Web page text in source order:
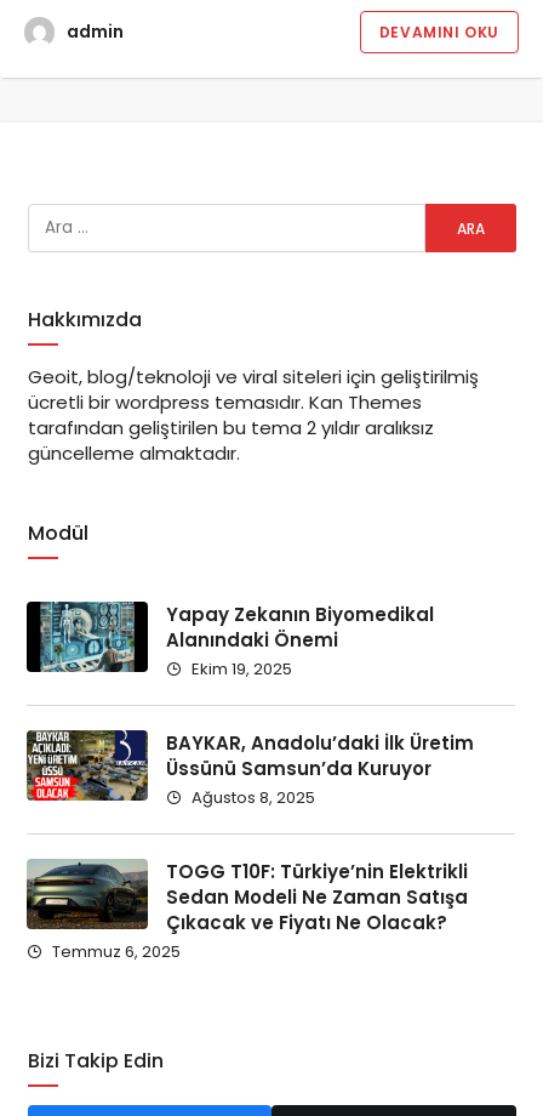
admin DEVAMINI OKU
Hakkımızda
Geoit, blog/teknoloji ve viral siteleri için geliştirilmiş
ücretli bir wordpress temasıdır. Kan Themes
tarafından geliştirilen bu tema 2 yıldır aralıksız
güncelleme almaktadır.
Modül
Yapay Zekanın Biyomedikal
Alanındaki Önemi
Ekim 19, 2025
BAYKAR, Anadolu’daki İlk Üretim
Üssünü Samsun’da Kuruyor
Ağustos 8, 2025
TOGG T10F: Türkiye’nin Elektrikli
Sedan Modeli Ne Zaman Satışa
Çıkacak ve Fiyatı Ne Olacak?
Temmuz 6, 2025
Bizi Takip Edin